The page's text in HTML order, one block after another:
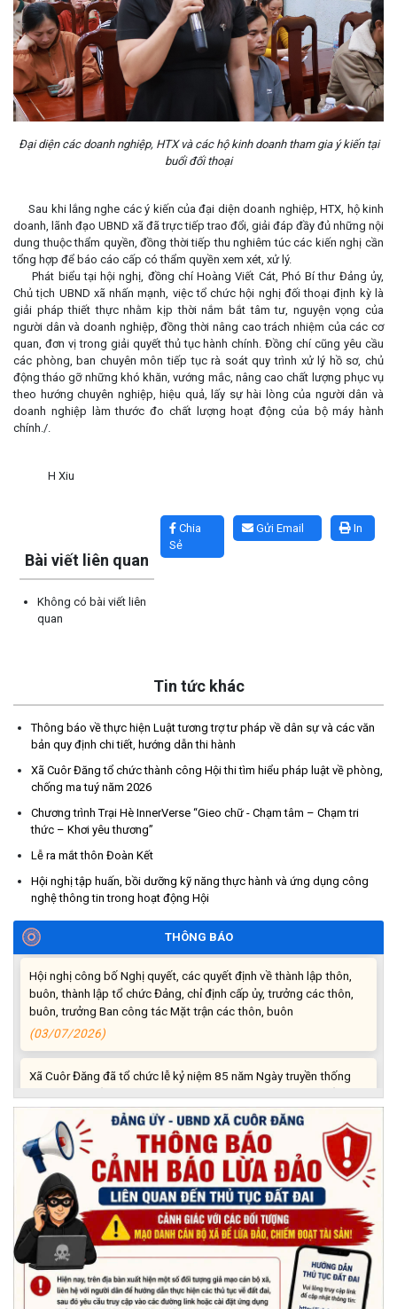
Đại diện các doanh nghiệp, HTX và các hộ kinh doanh tham gia ý kiến tại
buổi đối thoại
Sau khi lắng nghe các ý kiến của đại diện doanh nghiệp, HTX, hộ kinh
doanh, lãnh đạo UBND xã đã trực tiếp trao đổi, giải đáp đầy đủ những nội
dung thuộc thẩm quyền, đồng thời tiếp thu nghiêm túc các kiến nghị cần
tổng hợp để báo cáo cấp có thẩm quyền xem xét, xử lý.
Phát biểu tại hội nghị, đồng chí Hoàng Viết Cát, Phó Bí thư Đảng ủy,
Chủ tịch UBND xã nhấn mạnh, việc tổ chức hội nghị đối thoại định kỳ là
giải pháp thiết thực nhằm kịp thời nắm bắt tâm tư, nguyện vọng của
người dân và doanh nghiệp, đồng thời nâng cao trách nhiệm của các cơ
quan, đơn vị trong giải quyết thủ tục hành chính. Đồng chí cũng yêu cầu
các phòng, ban chuyên môn tiếp tục rà soát quy trình xử lý hồ sơ, chủ
động tháo gỡ những khó khăn, vướng mắc, nâng cao chất lượng phục vụ
theo hướng chuyên nghiệp, hiệu quả, lấy sự hài lòng của người dân và
doanh nghiệp làm thước đo chất lượng hoạt động của bộ máy hành
chính./.
H Xiu
In
Gửi Email
Chia
Sẻ
Bài viết liên quan
Không có bài viết liên
quan
Tin tức khác
Thông báo về thực hiện Luật tương trợ tư pháp về dân sự và các văn
bản quy định chi tiết, hướng dẫn thi hành
Xã Cuôr Đăng tổ chức thành công Hội thi tìm hiểu pháp luật về phòng,
chống ma tuý năm 2026
Chương trình Trại Hè InnerVerse “Gieo chữ - Chạm tâm – Chạm tri
thức – Khơi yêu thương”
Lễ ra mắt thôn Đoàn Kết
Hội nghị tập huấn, bồi dưỡng kỹ năng thực hành và ứng dụng công
nghệ thông tin trong hoạt động Hội
THÔNG BÁO
Thông báo về thực hiện Luật tương trợ tư pháp về dân sự và
các văn bản quy định chi tiết, hướng dẫn thi hành
(04/08/2026)
Thông báo cảnh báo lừa đảo liên quan đến thủ tục đất đai
(24/07/2026)
Triển khai xây dựng mô hình “Trồng tái canh Cà phê Vối” năm
2026 tại các hộ nông dân trên địa bàn xã
Hội nghị công bố Nghị quyết, các quyết định về thành lập thôn,
buôn, thành lập tổ chức Đảng, chỉ định cấp ủy, trưởng các thôn,
buôn, trưởng Ban công tác Mặt trận các thôn, buôn
(03/07/2026)
Xã Cuôr Đăng đã tổ chức lễ kỷ niệm 85 năm Ngày truyền thống
Người cao tuổi Việt Nam (06/06/1941-06/06/2026) và tổ
(05/06/2026)
PHÁT ĐỘNG THAM GIA CUỘC THI “ỨNG DỤNG TRÍ TUỆ NHÂN
TẠO VÀO CUỘC SỐNG – AI FOR LIFE 2026” TRÊN ĐỊA BÀN
TỈNH ĐẮK LẮK
(29/05/2026)
Nhiệt liệt chào mừng Ngày Khoa học, Công nghệ và Đổi mới
sáng tạo Việt Nam 18/5"
(15/05/2026)